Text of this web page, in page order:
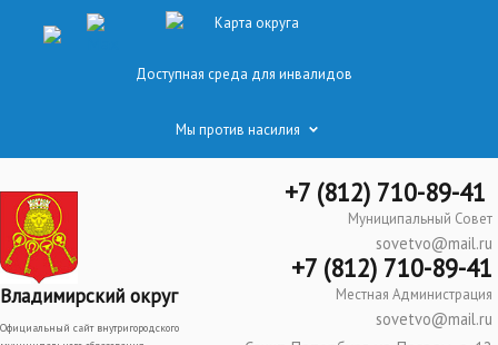
Карта округа
Доступная среда для инвалидов
Мы против насилия
Владимирский округ
Официальный сайт внутригородского
+7 (812) 710-89-41
Муниципальный Совет
sovetvo@mail.ru
+7 (812) 710-89-41
Местная Администрация
sovetvo@mail.ru